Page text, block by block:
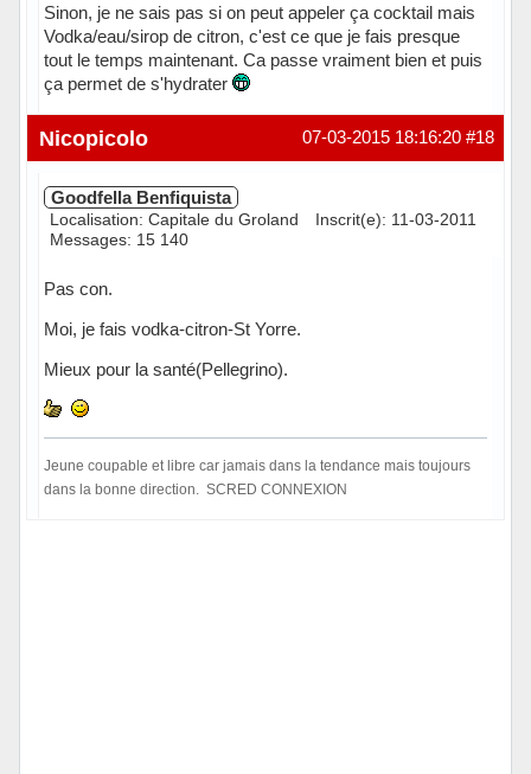
Sinon, je ne sais pas si on peut appeler ça cocktail mais
Vodka/eau/sirop de citron, c'est ce que je fais presque
tout le temps maintenant. Ca passe vraiment bien et puis
ça permet de s'hydrater
Hors ligne #18
07-03-2015 18:16:20
Nicopicolo
Goodfella Benfiquista
Localisation: Capitale du Groland
Inscrit(e): 11-03-2011
Messages: 15 140
Pas con.
Moi, je fais vodka-citron-St Yorre.
Mieux pour la santé(Pellegrino).
Jeune coupable et libre car jamais dans la tendance mais toujours
dans la bonne direction. SCRED CONNEXION